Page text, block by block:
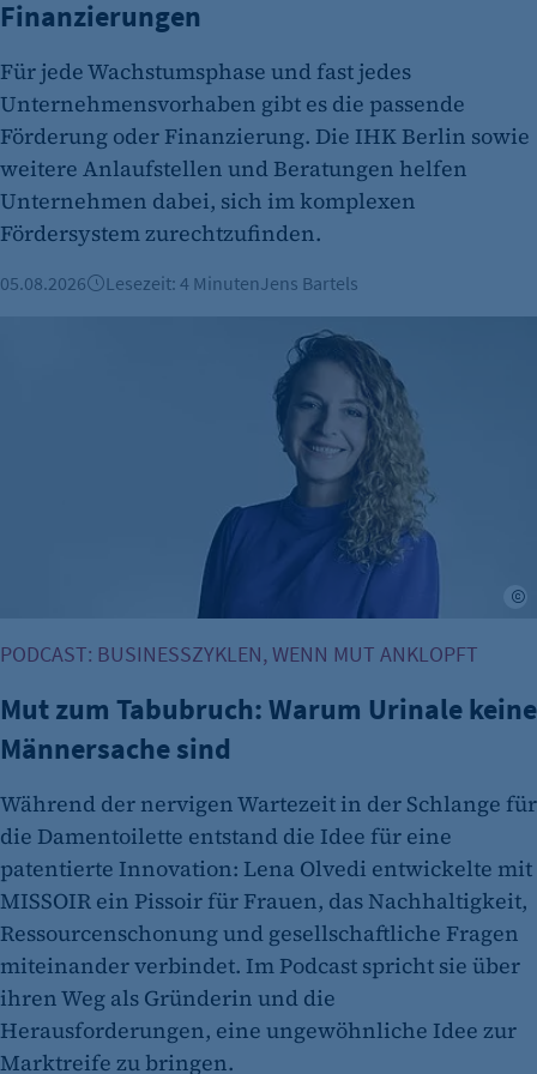
Session
Cookie Consent
Name:
cookie_consent
Zweck:
Dieser Cookie speichert die ausgewählten
Einverständnis-Optionen des Benutzers
Cookie Laufzeit:
etracker Analytics
etracker GmbH
Zweck:
Cookie Laufzeit:
2 Jahre
etracker Analytics
Name:
et_allow_cookies
Anbieter:
etracker GmbH
Finanzierungen
Für jede Wachstumsphase und fast jedes
Unternehmensvorhaben gibt es die passende
Förderung oder Finanzierung. Die IHK Berlin sowie
weitere Anlaufstellen und Beratungen helfen
Unternehmen dabei, sich im komplexen
Fördersystem zurechtzufinden.
05.08.2026 Lesezeit: 4 MinutenJens Bartels
Mut zum Tabubruch: Warum Urinale keine Männersache
PODCAST: BUSINESSZYKLEN, WENN MUT ANKLOPFT
Mut zum Tabubruch: Warum Urinale keine
Männersache sind
Während der nervigen Wartezeit in der Schlange für
die Damentoilette entstand die Idee für eine
patentierte Innovation: Lena Olvedi entwickelte mit
MISSOIR ein Pissoir für Frauen, das Nachhaltigkeit,
Ressourcenschonung und gesellschaftliche Fragen
miteinander verbindet. Im Podcast spricht sie über
ihren Weg als Gründerin und die
Herausforderungen, eine ungewöhnliche Idee zur
Marktreife zu bringen.